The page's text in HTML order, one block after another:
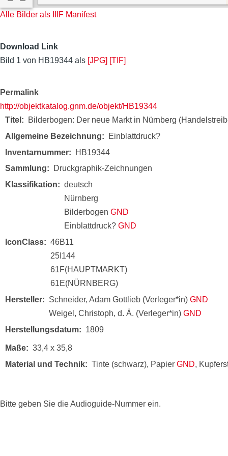
Alle Bilder als IIIF Manifest
Download Link
Bild 1 von HB19344 als [JPG] [TIF]
Permalink
http://objektkatalog.gnm.de/objekt/HB19344
Titel
Bilderbogen: Der neue Markt in Nürnberg
Allgemeine Bezeichnung
Einblattdruck?
Inventarnummer
HB19344
Sammlung
Druckgraphik-Zeichnungen
Klassifikation
deutsch
Nürnberg
Bilderbogen GND
Einblattdruck? GND
IconClass
46B11
25I144
61F(HAUPTMARKT)
61E(NÜRNBERG)
Hersteller
Schneider, Adam Gottlieb (Verleger*in) GND
Weigel, Christoph, d. Ä. (Verleger*in) GND
Herstellungsdatum
1809
Maße
33,4 x 35,8
Material und Technik
Tinte (schwarz), Papier GND,
Bitte geben Sie die Audioguide-Nummer ein.